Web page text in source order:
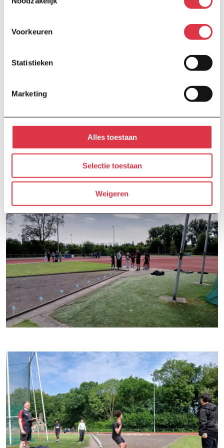
Voorkeuren
Statistieken
Marketing
Alles toestaan
Selectie toestaan
Weigeren